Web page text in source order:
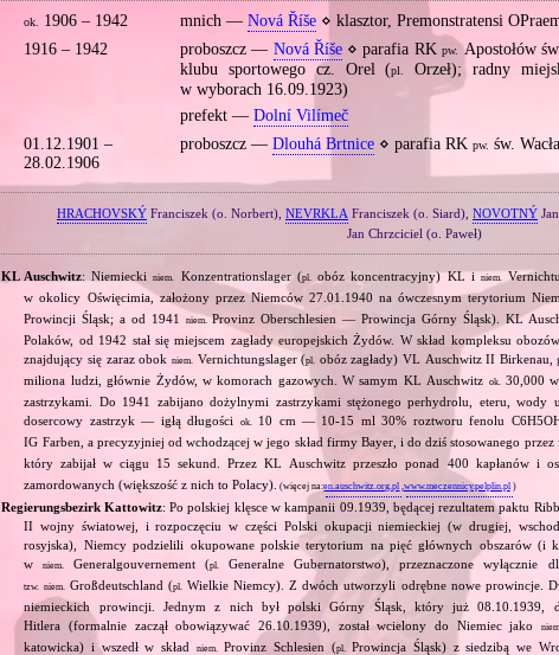
ok. 1906 – 1942 mnich — Nová Říše⋄ klasztor, Premonstratensi
1916 – 1942
proboszcz — Nová Říše⋄ parafia RKpw. Apostołów
klubu sportowego cz. Orel (pl.
Orzeł); radny
w wyborach 16.09.1923)
prefekt — Dolní Vilímeč
01.12.1901 –
28.02.1906
proboszcz — Dlouhá Brtnice⋄ parafia RK pw. św.
HRACHOVSKÝFranciszek (o. Norbert), NEVRKLA Franciszek (o. Siard), NOVOTNÝ
Jan Chrzciciel (o. Paweł)
KL Auschwitz: Niemieckiniem. Konzentrationslager (pl. obóz koncentracyjny) KL iniem.
w okolicy Oświęcimia, założony przez Niemców 27.01.1940 na ówczesnym terytorium
Prowincji Śląsk; a od 1941
niem.Provinz Oberschlesien — Prowincja Górny Śląsk). KL
Polaków, od 1942 stał się miejscem zagłady europejskich Żydów. W skład kompleksu
znajdujący się zaraz obok niem. Vernichtungslager (pl.
obóz zagłady) VL Auschwitz II
miliona ludzi, głównie Żydów, w komorach gazowych. W samym KL Auschwitz ok.
30,000
zastrzykami. Do 1941 zabijano dożylnymi zastrzykami stężonego perhydrolu, eteru, wody
dosercowy zastrzyk — igłą długości
ok.
10 cm — 10‐15 ml 30% roztworu fenolu
IG Farben, a precyzyjniej od wchodzącej w jego skład firmy Bayer, i do dziś stosowanego
który zabijał w ciągu 15 sekund. Przez KL Auschwitz przeszło ponad 400 kapłanów i
zamordowanych (większość z nich to Polacy). (więcej na:en.auschwitz.org.pl ,www.meczennicy.pelplin.pl )
Regierungsbezirk Kattowitz: Po polskiej klęsce w kampanii 09.1939, będącej rezultatem paktu
II wojny światowej, i rozpoczęciu w części Polski okupacji niemieckiej (w drugiej,
rosyjska), Niemcy podzielili okupowane polskie terytorium na pięć głównych obszarów (i
wniem. Generalgouvernement (pl. Generalne Gubernatorstwo), przeznaczone
tzw. niem. Großdeutschland (pl.
Wielkie Niemcy). Z dwóch utworzyli odrębne nowe prowincje.
niemieckich prowincji. Jednym z nich był polski Górny Śląsk, który już 08.10.1939,
Hitlera (formalnie zaczął obowiązywać 26.10.1939), został wcielony do Niemiec jako
niem.
katowicka) i wszedł w skład
niem. Provinz Schlesien (pl. Prowincja Śląsk) z siedzibą we